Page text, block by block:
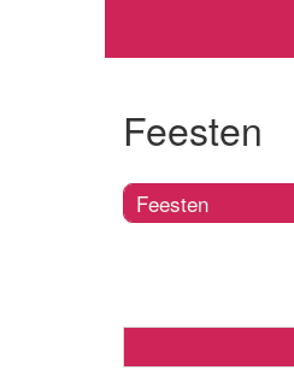
Feesten
Feesten